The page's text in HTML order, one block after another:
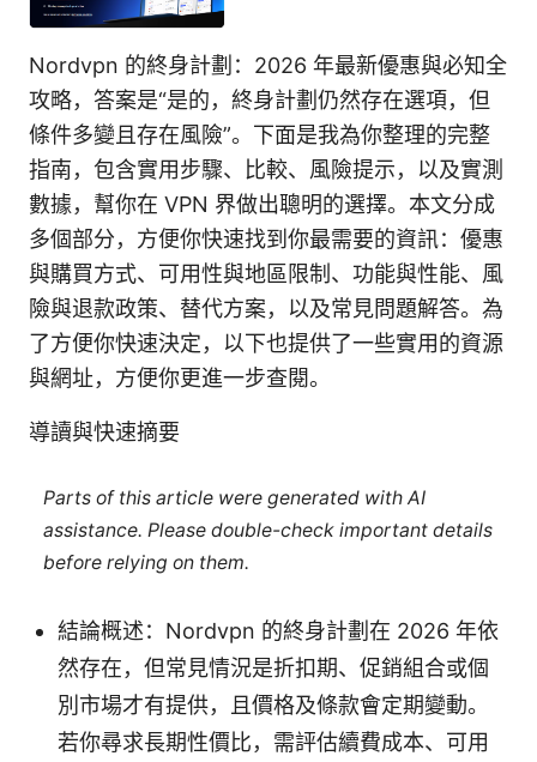
Nordvpn 的終身計劃：2026 年最新優惠與必知全
攻略，答案是“是的，終身計劃仍然存在選項，但
條件多變且存在風險”。下面是我為你整理的完整
指南，包含實用步驟、比較、風險提示，以及實測
數據，幫你在 VPN 界做出聰明的選擇。本文分成
多個部分，方便你快速找到你最需要的資訊：優惠
與購買方式、可用性與地區限制、功能與性能、風
險與退款政策、替代方案，以及常見問題解答。為
了方便你快速決定，以下也提供了一些實用的資源
與網址，方便你更進一步查閱。
導讀與快速摘要
Parts of this article were generated with AI
assistance. Please double-check important details
before relying on them.
結論概述：Nordvpn 的終身計劃在 2026 年依
然存在，但常見情況是折扣期、促銷組合或個
別市場才有提供，且價格及條款會定期變動。
若你尋求長期性價比，需評估續費成本、可用